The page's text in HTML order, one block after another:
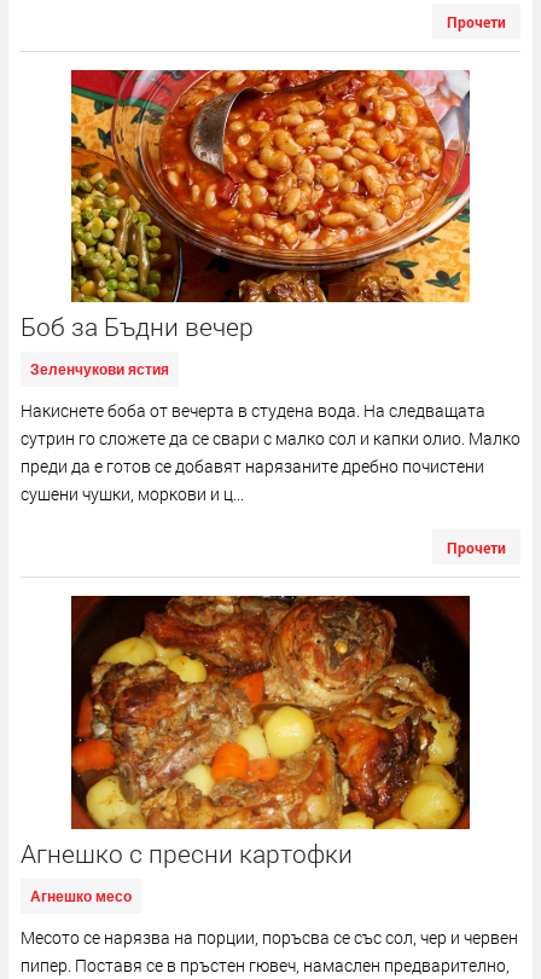
Прочети
Боб за Бъдни вечер
Зеленчукови ястия
Накиснете боба от вечерта в студена вода. На следващата
сутрин го сложете да се свари с малко сол и капки олио. Малко
преди да е готов се добавят нарязаните дребно почистени
сушени чушки, моркови и ц...
Прочети
Агнешко с пресни картофки
Агнешко месо
Месото се нарязва на порции, поръсва се със сол, чер и червен
пипер. Поставя се в пръстен гювеч, намаслен предварително,